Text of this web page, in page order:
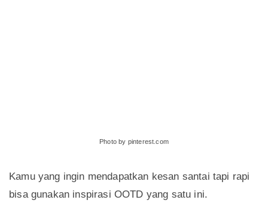
Photo by pinterest.com
Kamu yang ingin mendapatkan kesan santai tapi rapi
bisa gunakan inspirasi OOTD yang satu ini.